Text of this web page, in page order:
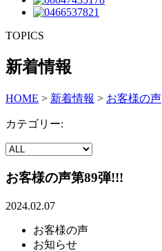
TOPICS
新着情報
HOME > 新着情報 > お客様の声
カテゴリー:
お客様の声第89弾!!!
2024.02.07
お客様の声
お知らせ